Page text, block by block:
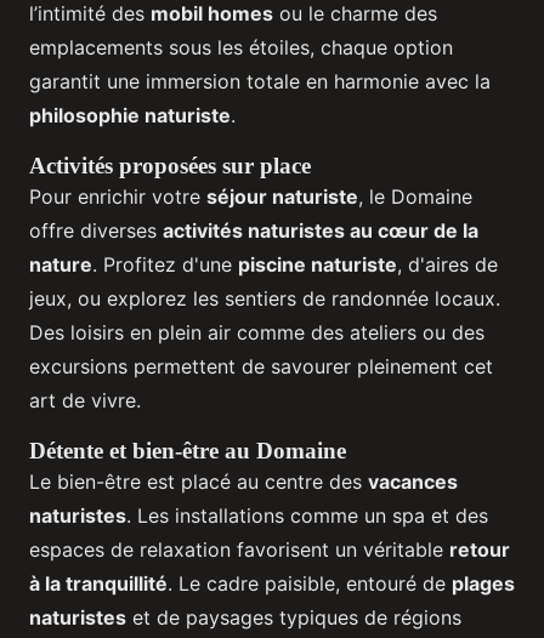
l’intimité des mobil homes ou le charme des
emplacements sous les étoiles, chaque option
garantit une immersion totale en harmonie avec la
philosophie naturiste.
Activités proposées sur place
Pour enrichir votre séjour naturiste, le Domaine
offre diverses activités naturistes au cœur de la
nature. Profitez d'une piscine naturiste, d'aires de
jeux, ou explorez les sentiers de randonnée locaux.
Des loisirs en plein air comme des ateliers ou des
excursions permettent de savourer pleinement cet
art de vivre.
Détente et bien-être au Domaine
Le bien-être est placé au centre des vacances
naturistes. Les installations comme un spa et des
espaces de relaxation favorisent un véritable retour
à la tranquillité. Le cadre paisible, entouré de plages
naturistes et de paysages typiques de régions